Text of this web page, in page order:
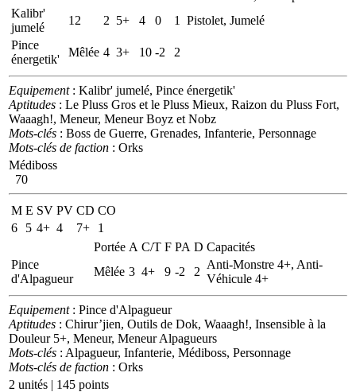
Kalibr'
jumelé
12 2 5+ 4 0 1
Pistolet, Jumelé
Pince
énergetik'
Mêlée 4 3+ 10 -2 2
Equipement: Kalibr' jumelé, Pince énergetik'
Aptitudes : Le Pluss Gros et le Pluss Mieux, Raizon du Pluss Fort,
Waaagh!, Meneur, Meneur Boyz et Nobz
Mots-clés : Boss de Guerre, Grenades, Infanterie, Personnage
Mots-clés de faction : Orks
Médiboss
70
M E SV PV CD CO
6
5 4+ 4 7+
1
Portée A C/T F PA D Capacités
Pince
d'Alpagueur
Mêlée 3 4+ 9 -2 2
Anti-Monstre 4+, Anti-
Véhicule 4+
Equipement: Pince d'Alpagueur
Aptitudes : Chirur’jien, Outils de Dok, Waaagh!, Insensible à la
Douleur 5+, Meneur, Meneur Alpagueurs
Mots-clés : Alpagueur, Infanterie, Médiboss, Personnage
Mots-clés de faction : Orks
2 unités | 145 points